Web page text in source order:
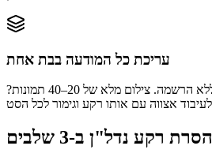
עריכת כל המודעה בבת אחת
תמונת נדל"ן אחת בחינם ללא הרשמה. צילום מלא של 20–40 תמונות?
הסרת רקע נדל"ן ב-3 שלבים